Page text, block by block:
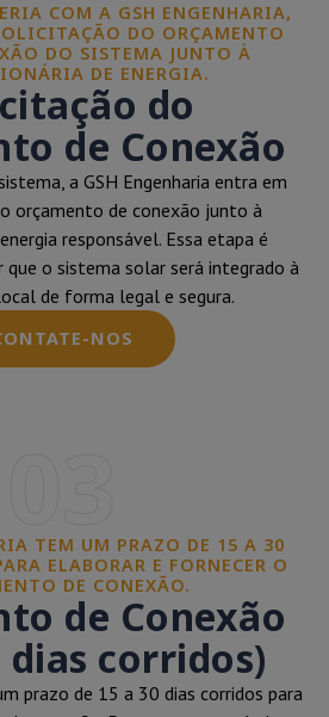
COM A GSH ENGENHARIA,
DO ORÇAMENTO
DO SISTEMA JUNTO À
DE ENERGIA.
do
de Conexão
a GSH Engenharia entra em
orçamento de conexão junto à
responsável. Essa etapa é
que o sistema solar será integrado à
de forma legal e segura.
NOS
TEM UM PRAZO DE 15 A 30
ELABORAR E FORNECER O
DE CONEXÃO.
de Conexão
dias corridos)
prazo de 15 a 30 dias corridos para